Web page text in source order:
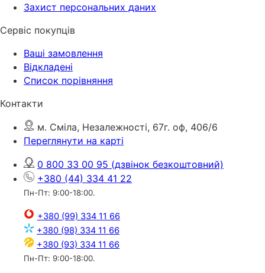
Захист персональних даних
Сервіс покупців
Ваші замовлення
Відкладені
Список порівняння
Контакти
м. Сміла, Незалежності, 67г. оф, 406/6
Переглянути на карті
0 800 33 00 95 (дзвінок безкоштовний)
+380 (44) 334 41 22
Пн-Пт: 9:00-18:00.
+380 (99) 334 11 66
+380 (98) 334 11 66
+380 (93) 334 11 66
Пн-Пт: 9:00-18:00.